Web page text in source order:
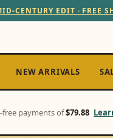
CENTURY EDIT · FREE
NEW ARRIVALS
free payments of$79.88